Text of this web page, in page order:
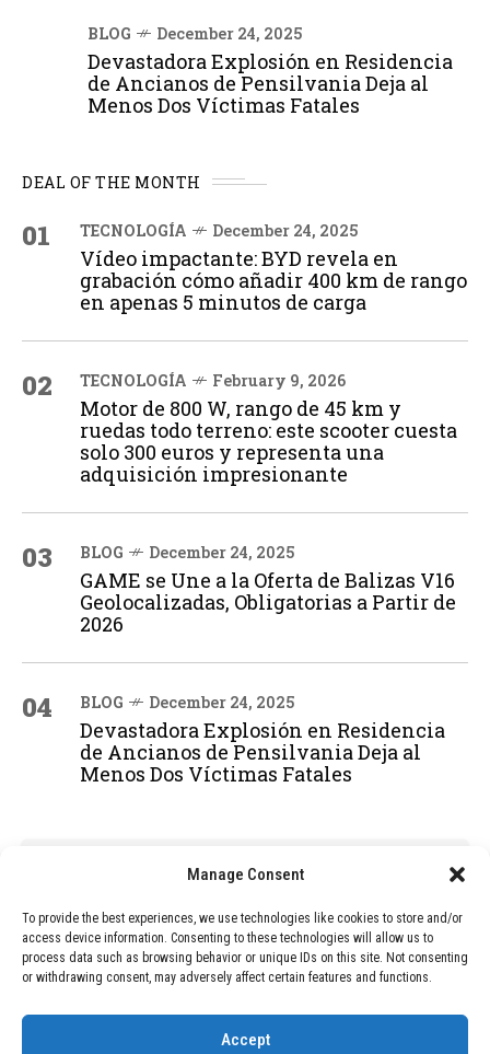
Manage Consent
To provide the best experiences, we use technologies like cookies to store and/or
access device information. Consenting to these technologies will allow us to
process data such as browsing behavior or unique IDs on this site. Not consenting
or withdrawing consent, may adversely affect certain features and functions.
Accept
BLOG December 24, 2025
Devastadora Explosión en Residencia
de Ancianos de Pensilvania Deja al
Menos Dos Víctimas Fatales
DEAL OF THE MONTH
01 TECNOLOGÍA December 24, 2025
Vídeo impactante: BYD revela en
grabación cómo añadir 400 km de rango
en apenas 5 minutos de carga
02 TECNOLOGÍA February 9, 2026
Motor de 800 W, rango de 45 km y
ruedas todo terreno: este scooter cuesta
solo 300 euros y representa una
adquisición impresionante
03 BLOG December 24, 2025
GAME se Une a la Oferta de Balizas V16
Geolocalizadas, Obligatorias a Partir de
2026
04 BLOG December 24, 2025
Devastadora Explosión en Residencia
de Ancianos de Pensilvania Deja al
Menos Dos Víctimas Fatales